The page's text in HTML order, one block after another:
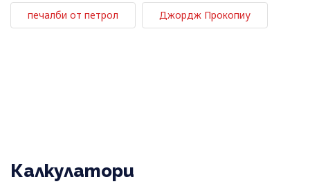
печалби от петрол Джордж Прокопиу
Калкулатори